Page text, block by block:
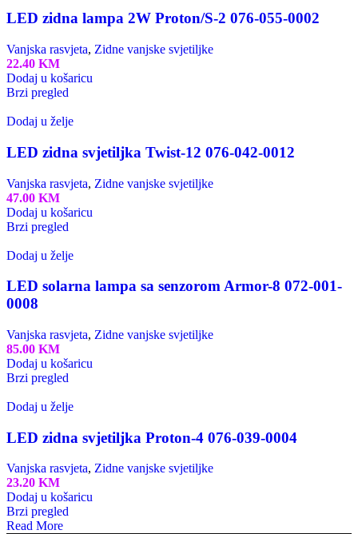
LED zidna lampa 2W Proton/S-2 076-055-0002
Vanjska rasvjeta, Zidne vanjske svjetiljke
22.40 KM
Dodaj u košaricu
Brzi pregled
Dodaj u želje
LED zidna svjetiljka Twist-12 076-042-0012
Vanjska rasvjeta, Zidne vanjske svjetiljke
47.00 KM
Dodaj u košaricu
Brzi pregled
Dodaj u želje
LED solarna lampa sa senzorom Armor-8 072-001-
0008
Vanjska rasvjeta, Zidne vanjske svjetiljke
85.00 KM
Dodaj u košaricu
Brzi pregled
Dodaj u želje
LED zidna svjetiljka Proton-4 076-039-0004
Vanjska rasvjeta, Zidne vanjske svjetiljke
23.20 KM
Dodaj u košaricu
Brzi pregled
Read More